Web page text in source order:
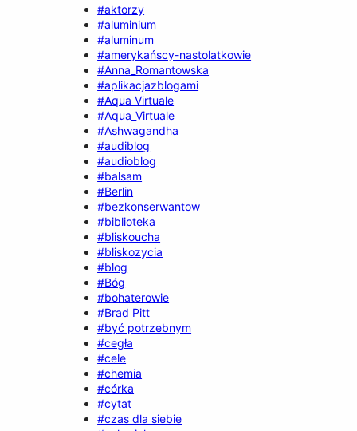
#aktorzy
#aluminium
#aluminum
#amerykańscy-nastolatkowie
#Anna_Romantowska
#aplikacjazblogami
#Aqua Virtuale
#Aqua_Virtuale
#Ashwagandha
#audiblog
#audioblog
#balsam
#Berlin
#bezkonserwantow
#biblioteka
#bliskoucha
#bliskozycia
#blog
#Bóg
#bohaterowie
#Brad Pitt
#być potrzebnym
#cegła
#cele
#chemia
#córka
#cytat
#czas dla siebie